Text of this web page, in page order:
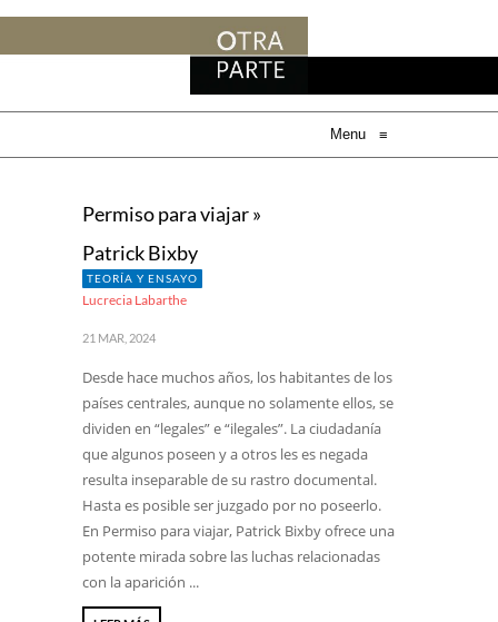
Menu ≡
Permiso para viajar »
Patrick Bixby
TEORÍA Y ENSAYO
Lucrecia Labarthe
21 MAR, 2024
Desde hace muchos años, los habitantes de los
países centrales, aunque no solamente ellos, se
dividen en “legales” e “ilegales”. La ciudadanía
que algunos poseen y a otros les es negada
resulta inseparable de su rastro documental.
Hasta es posible ser juzgado por no poseerlo.
En Permiso para viajar, Patrick Bixby ofrece una
potente mirada sobre las luchas relacionadas
con la aparición ...